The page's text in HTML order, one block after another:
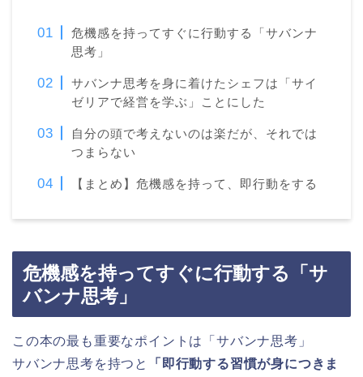
危機感を持ってすぐに行動する「サバンナ
思考」
サバンナ思考を身に着けたシェフは「サイ
ゼリアで経営を学ぶ」ことにした
自分の頭で考えないのは楽だが、それでは
つまらない
【まとめ】危機感を持って、即行動をする
危機感を持ってすぐに行動する「サ
バンナ思考」
この本の最も重要なポイントは「サバンナ思考」
サバンナ思考を持つと
「即行動する習慣が身につきま